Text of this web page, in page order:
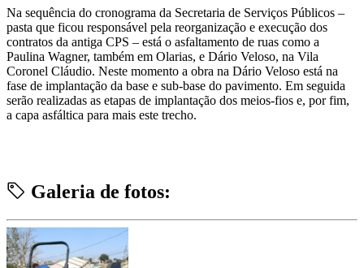
Na sequência do cronograma da Secretaria de Serviços Públicos –
pasta que ficou responsável pela reorganização e execução dos
contratos da antiga CPS – está o asfaltamento de ruas como a
Paulina Wagner, também em Olarias, e Dário Veloso, na Vila
Coronel Cláudio. Neste momento a obra na Dário Veloso está na
fase de implantação da base e sub-base do pavimento. Em seguida
serão realizadas as etapas de implantação dos meios-fios e, por fim,
a capa asfáltica para mais este trecho.
Galeria de fotos: